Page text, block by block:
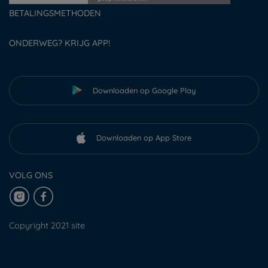
BETALINGSMETHODEN
ONDERWEG? KRIJG APP!
Downloaden op Google Play
Downloaden op App Store
VOLG ONS
Copyright 2021 site